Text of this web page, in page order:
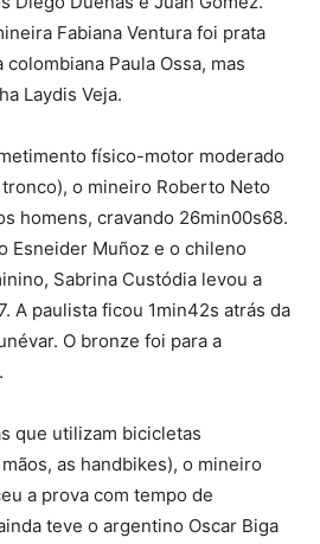
Fabiana Ventura foi prata
Paula Ossa, mas
Laydis Veja.
físico-motor moderado
o mineiro Roberto Neto
homens, cravando 26min00s68.
Esneider Muñoz e o chileno
Sabrina Custódia levou a
A paulista ficou 1min42s atrás da
O bronze foi para a
que utilizam bicicletas
as handbikes), o mineiro
a prova com tempo de
teve o argentino Oscar Biga